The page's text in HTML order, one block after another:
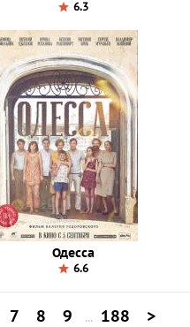
6.3
Одесса
6.6
7 8 9 ... 188 >